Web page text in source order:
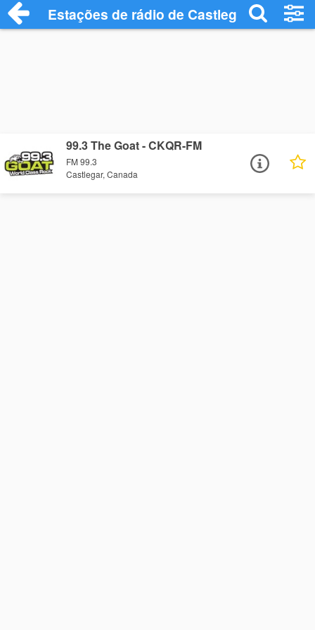
Estações de rádio de Castlegar - Ouça
99.3 The Goat - CKQR-FM
FM 99.3
Castlegar, Canada